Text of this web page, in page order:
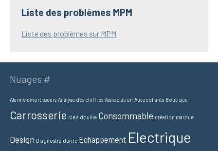
Liste des problèmes MPM
Liste des problèmes sur MPM
Nuages #
Alarme amortisseurs Analyse des chiffres Assiociation Autocollants Boutique
Carrosserie clé à douille Consommable création marque
Design Diagnostic durite Echappement Electrique